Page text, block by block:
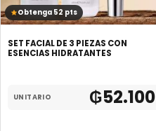
Obtenga 52 pts
SET FACIAL DE 3 PIEZAS CON
ESENCIAS HIDRATANTES
UNITARIO ₲52.100